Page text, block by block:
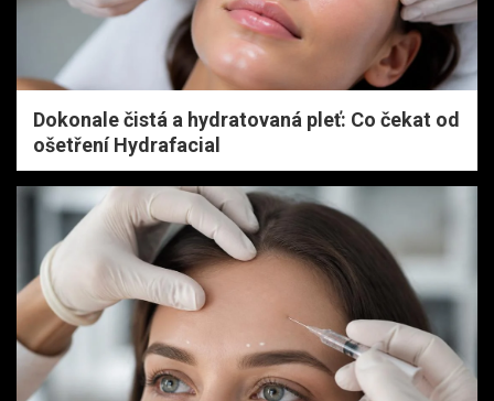
Dokonale čistá a hydratovaná pleť: Co čekat od
ošetření Hydrafacial